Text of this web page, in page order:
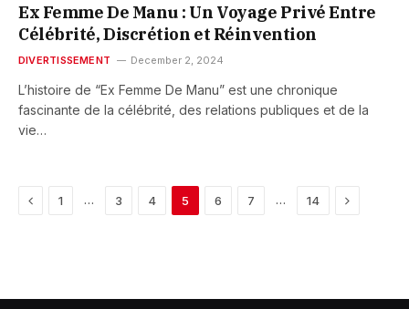
Ex Femme De Manu : Un Voyage Privé Entre
Célébrité, Discrétion et Réinvention
DIVERTISSEMENT December 2, 2024
L’histoire de “Ex Femme De Manu” est une chronique
fascinante de la célébrité, des relations publiques et de la
vie…
Previous
1 … 3 4 5 6 7 … 14 Next